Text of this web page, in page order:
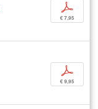
p
€ 7,95
p
€ 9,95